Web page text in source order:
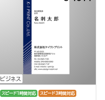
ビジネス
スピード1時間対応 スピード3時間対応